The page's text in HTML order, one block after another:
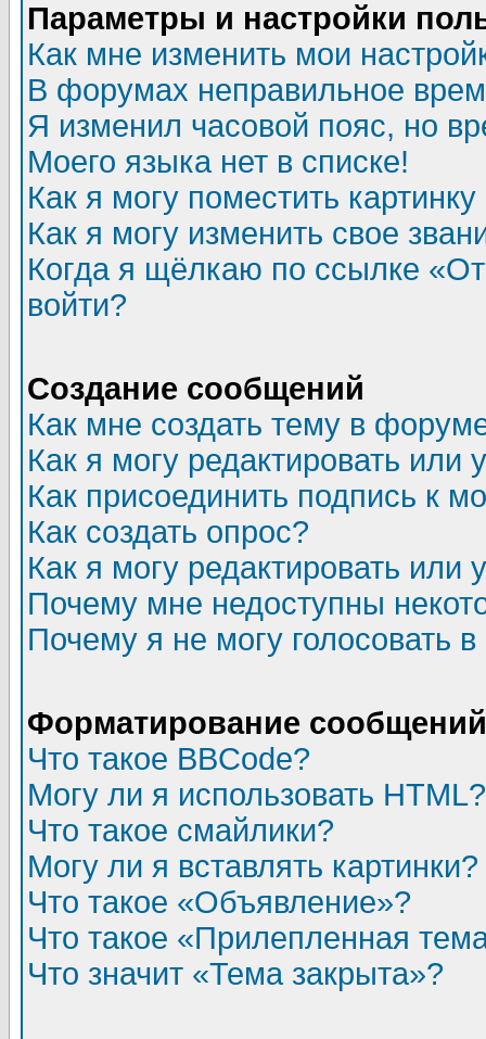
Параметры и настройки
Как мне изменить мои
В форумах неправильное
Я изменил часовой пояс, но
Моего языка нет в списке!
Как я могу поместить
Как я могу изменить свое
Когда я щёлкаю по ссылке
войти?
Создание сообщений
Как мне создать тему в
Как я могу редактировать или
Как присоединить подпись к
Как создать опрос?
Как я могу редактировать или
Почему мне недоступны
Почему я не могу голосовать
Форматирование
Что такое BBCode?
Могу ли я использовать HTML?
Что такое смайлики?
Могу ли я вставлять картинки?
Что такое «Объявление»?
Что такое «Прилепленная
Что значит «Тема закрыта»?